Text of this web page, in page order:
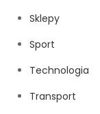
Sklepy
Sport
Technologia
Transport